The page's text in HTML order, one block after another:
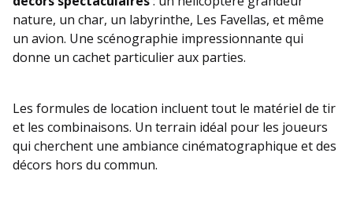
nature, un char, un labyrinthe, Les Favellas, et même
un avion. Une scénographie impressionnante qui
donne un cachet particulier aux parties.
Les formules de location incluent tout le matériel de tir
et les combinaisons. Un terrain idéal pour les joueurs
qui cherchent une ambiance cinématographique et des
décors hors du commun.